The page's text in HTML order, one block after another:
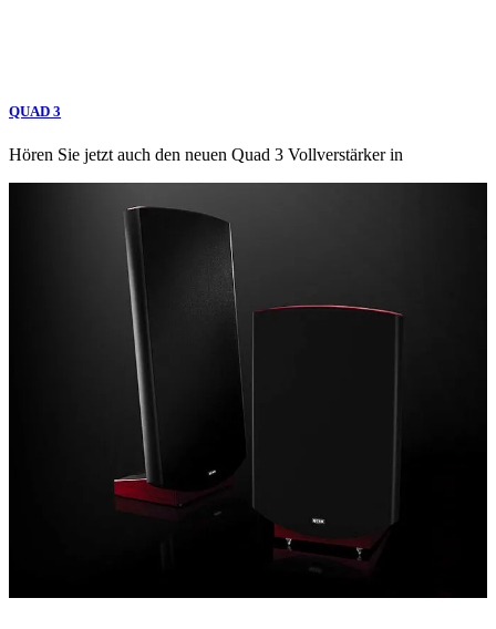
QUAD 3
Hören Sie jetzt auch den neuen Quad 3 Vollverstärker in